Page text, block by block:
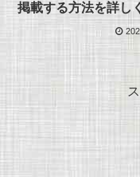
掲載する方法を詳し